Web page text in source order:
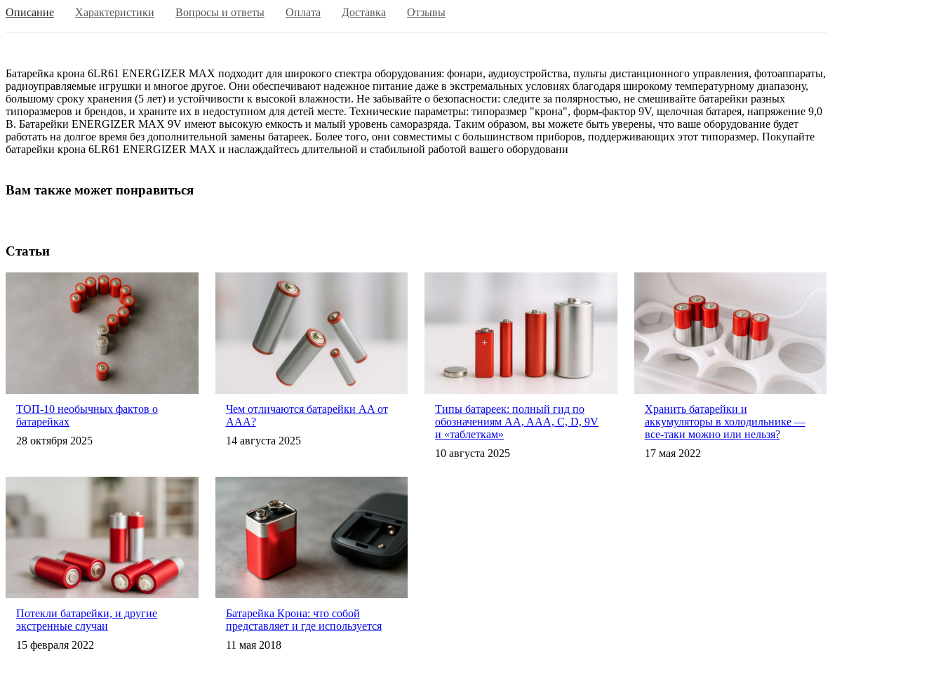
Описание Характеристики Вопросы и ответы Оплата Доставка Отзывы
Батарейка крона 6LR61 ENERGIZER MAX подходит для широкого спектра оборудования: фонари, аудиоустройства, пульты дистанционного управления, фотоаппараты,
радиоуправляемые игрушки и многое другое. Они обеспечивают надежное питание даже в экстремальных условиях благодаря широкому температурному диапазону,
большому сроку хранения (5 лет) и устойчивости к высокой влажности. Не забывайте о безопасности: следите за полярностью, не смешивайте батарейки разных
типоразмеров и брендов, и храните их в недоступном для детей месте. Технические параметры: типоразмер "крона", форм-фактор 9V, щелочная батарея, напряжение 9,0
В. Батарейки ENERGIZER MAX 9V имеют высокую емкость и малый уровень саморазряда. Таким образом, вы можете быть уверены, что ваше оборудование будет
работать на долгое время без дополнительной замены батареек. Более того, они совместимы с большинством приборов, поддерживающих этот типоразмер. Покупайте
батарейки крона 6LR61 ENERGIZER MAX и наслаждайтесь длительной и стабильной работой вашего оборудовани
Вам также может понравиться
Статьи
ТОП-10 необычных фактов о
батарейках
28 октября 2025
Чем отличаются батарейки AA от
AAA?
14 августа 2025
Типы батареек: полный гид по
обозначениям AA, AAA, C, D, 9V
и «таблеткам»
10 августа 2025
Хранить батарейки и
аккумуляторы в холодильнике —
все-таки можно или нельзя?
17 мая 2022
Потекли батарейки, и другие
экстренные случаи
15 февраля 2022
Батарейка Крона: что собой
представляет и где используется
11 мая 2018